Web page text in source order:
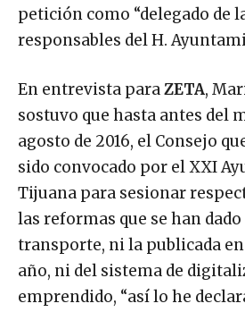
petición como “delegado de
responsables del H.
En entrevista paraZETA,
sostuvo que hasta antes del
agosto de 2016, el Consejo
sido convocado por el XXI
Tijuana para sesionar
las reformas que se han
transporte, ni la publicada
año, ni del sistema de
emprendido, “así lo he